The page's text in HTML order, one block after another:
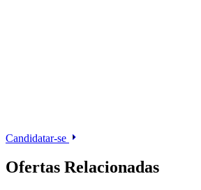
Candidatar-se
Ofertas Relacionadas